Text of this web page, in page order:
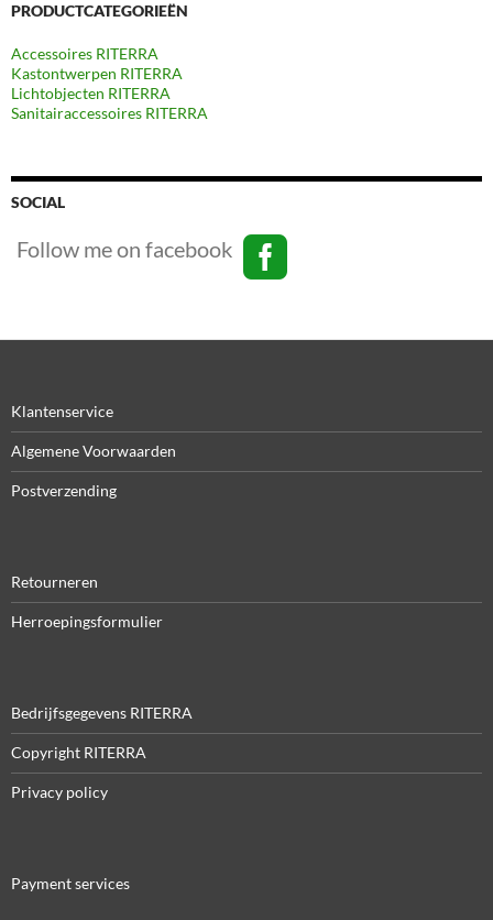
PRODUCTCATEGORIEËN
Accessoires RITERRA
Kastontwerpen RITERRA
Lichtobjecten RITERRA
Sanitairaccessoires RITERRA
SOCIAL
Follow me on facebook
Klantenservice
Algemene Voorwaarden
Postverzending
Retourneren
Herroepingsformulier
Bedrijfsgegevens RITERRA
Copyright RITERRA
Privacy policy
Payment services